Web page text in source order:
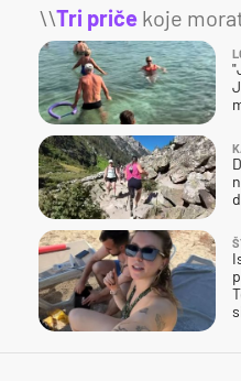
\\Tri priče koje